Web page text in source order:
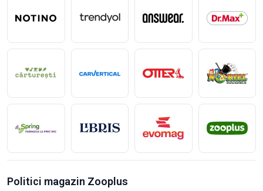
Politici magazin Zooplus